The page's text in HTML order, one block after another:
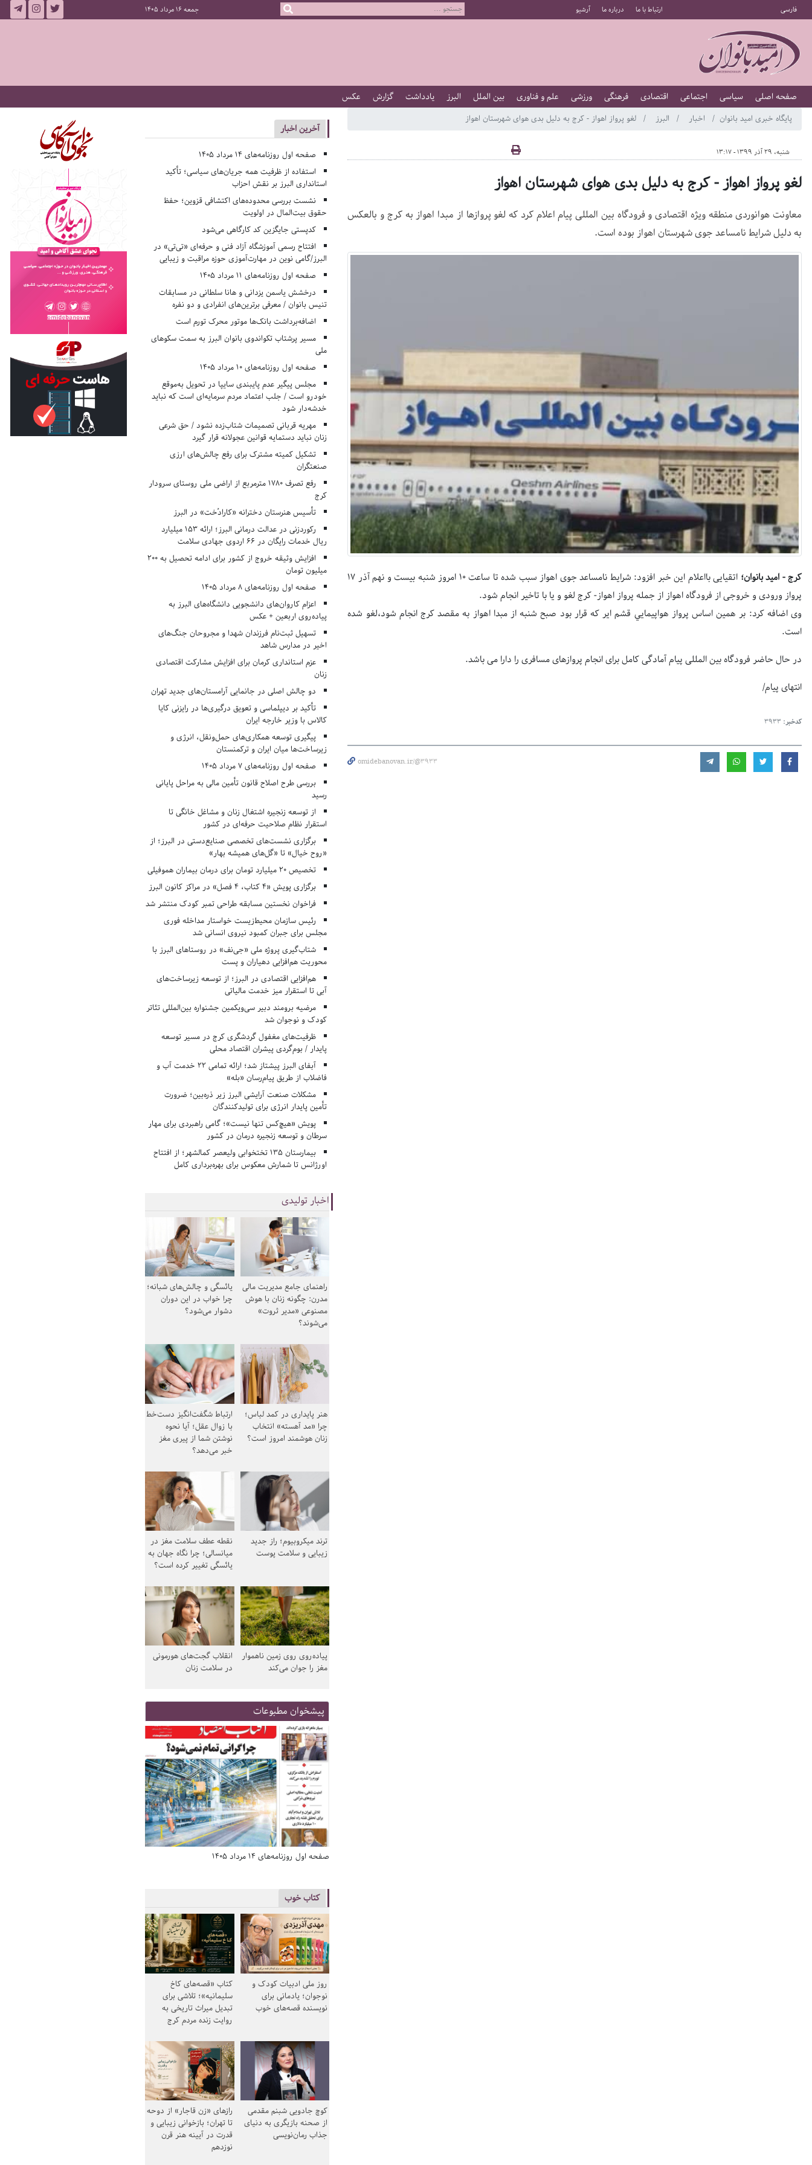
فارسی ارتباط با ما درباره ما آرشیو جمعه 16 مرداد 1405
صفحه اصلی سیاسی اجتماعی اقتصادی فرهنگی ورزشی علم و فناوری بین الملل البرز یادداشت گزارش عکس
پایگاه خبری امید بانوان اخبار البرز لغو پرواز اهواز - كرج به دليل بدی هوای شهرستان اهواز
شنبه، 29 آذر 1399 - 13:17
لغو پرواز اهواز - كرج به دليل بدی هوای شهرستان اهواز
معاونت هوانوردی منطقه ويژه اقتصادی و فرودگاه بين المللی پيام اعلام كرد كه لغو پروازها از مبدا اهواز به كرج و بالعكس
به دليل شرايط نامساعد جوی شهرستان اهواز بوده است.
کرج - امید بانوان؛
اتقیایی بااعلام این خبر افزود: شرايط نامساعد جوی اهواز سبب شده تا ساعت ١٠ امروز شنبه بيست و نهم آذر ١٧
پرواز ورودی و خروجی از فرودگاه اهواز از جمله پرواز اهواز- كرج لغو و يا با تاخير انجام شود.
وی اضافه كرد: بر همين اساس پرواز هواپيمايي قشم اير كه قرار بود صبح شنبه از مبدا اهواز به مقصد كرج انجام شود،لغو شده
است.
در حال حاضر فرودگاه بین المللی پیام آمادگی کامل برای انجام پروازهای مسافری را دارا می باشد.
انتهای پیام/
کدخبر: 3933
omidebanovan.ir/@3933
آخرین اخبار
صفحه اول روزنامه‌های 14 مرداد 1405
استفاده از ظرفیت همه جریان‌های سیاسی؛ تأکید
استانداری البرز بر نقش احزاب
نشست بررسی محدوده‌های اکتشافی قزوین؛ حفظ
حقوق بیت‌المال در اولویت
کدپستی جایگزین کد کارگاهی می‌شود
افتتاح رسمی آموزشگاه آزاد فنی و حرفه‌ای «تی‌تی» در
البرز/گامی نوین در مهارت‌آموزی حوزه مراقبت و زیبایی
صفحه اول روزنامه‌های 11 مرداد 1405
درخشش یاسمن یزدانی و هانا سلطانی در مسابقات
تنیس بانوان / معرفی برترین‌های انفرادی و دو نفره
اضافه‌برداشت بانک‌ها موتور محرک تورم است
مسیر پرشتاب تکواندوی بانوان البرز به سمت سکوهای
ملی
صفحه اول روزنامه‌های 10 مرداد 1405
مجلس پیگیر عدم پایبندی سایپا در تحویل به‌موقع
خودرو است / جلب اعتماد مردم سرمایه‌ای است که نباید
خدشه‌دار شود
مهریه قربانی تصمیمات شتاب‌زده نشود / حق شرعی
زنان نباید دستمایه قوانین عجولانه قرار گیرد
تشکیل کمیته مشترک برای رفع چالش‌های ارزی
صنعتگران
رفع تصرف ۱۷۸۰ مترمربع از اراضی ملی روستای سرودار
کرج
تأسیس هنرستان دخترانه «کارادُخت» در البرز
رکوردزنی در عدالت درمانی البرز؛ ارائه ۱۵۳ میلیارد
ریال خدمات رایگان در ۶۶ اردوی جهادی سلامت
افزایش وثیقه خروج از کشور برای ادامه تحصیل به ۲۰۰
میلیون تومان
صفحه اول روزنامه‌های 8 مرداد 1405
اعزام کاروان‌های دانشجویی دانشگاه‌های البرز به
پیاده‌روی اربعین + عکس
تسهیل ثبت‌نام فرزندان شهدا و مجروحان جنگ‌های
اخیر در مدارس شاهد
عزم استانداری کرمان برای افزایش مشارکت اقتصادی
زنان
دو چالش اصلی در جانمایی آرامستان‌های جدید تهران
تأکید بر دیپلماسی و تعویق درگیری‌ها در رایزنی کایا
کالاس با وزیر خارجه ایران
پیگیری توسعه همکاری‌های حمل‌ونقل، انرژی و
زیرساخت‌ها میان ایران و ترکمنستان
صفحه اول روزنامه‌های 7 مرداد 1405
بررسی طرح اصلاح قانون تأمین مالی به مراحل پایانی
رسید
از توسعه زنجیره اشتغال زنان و مشاغل خانگی تا
استقرار نظام صلاحیت حرفه‌ای در کشور
برگزاری نشست‌های تخصصی صنایع‌دستی در البرز؛ از
«روح خیال» تا «گل‌های همیشه بهار»
تخصیص ۲۰ میلیارد تومان برای درمان بیماران هموفیلی
برگزاری پویش «۴ کتاب، ۴ فصل» در مراکز کانون البرز
فراخوان نخستین مسابقه طراحی تمبر کودک منتشر شد
رئیس سازمان محیط‌زیست خواستار مداخله فوری
مجلس برای جبران کمبود نیروی انسانی شد
شتاب‌گیری پروژه ملی «جی‌نف» در روستاهای البرز با
محوریت هم‌افزایی دهیاران و پست
هم‌افزایی اقتصادی در البرز؛ از توسعه زیرساخت‌های
آبی تا استقرار میز خدمت مالیاتی
مرضیه برومند دبیر سی‌ویکمین جشنواره بین‌المللی تئاتر
کودک و نوجوان شد
ظرفیت‌های مغفول گردشگری کرج در مسیر توسعه
پایدار / بوم‌گردی پیشران اقتصاد محلی
آبفای البرز پیشتاز شد؛ ارائه تمامی ۲۲ خدمت آب و
فاضلاب از طریق پیام‌رسان «بله»
مشکلات صنعت آرایشی البرز زیر ذره‌بین؛ ضرورت
تأمین پایدار انرژی برای تولیدکنندگان
پویش «هیچ‌کس تنها نیست»؛ گامی راهبردی برای مهار
سرطان و توسعه زنجیره درمان در کشور
بیمارستان ۱۳۵ تختخوابی ولیعصر کمالشهر؛ از افتتاح
اورژانس تا شمارش معکوس برای بهره‌برداری کامل
اخبار تولیدی
راهنمای جامع مدیریت مالی
مدرن: چگونه زنان با هوش
مصنوعی «مدیر ثروت»
می‌شوند؟
یائسگی و چالش‌های شبانه؛
چرا خواب در این دوران
دشوار می‌شود؟
هنر پایداری در کمد لباس؛
چرا «مد آهسته» انتخاب
زنان هوشمند امروز است؟
ارتباط شگفت‌انگیز دست‌خط
با زوال عقل؛ آیا نحوه
نوشتن شما از پیری مغز
خبر می‌دهد؟
ترند میکروبیوم؛ راز جدید
زیبایی و سلامت پوست
نقطه عطف سلامت مغز در
میانسالی؛ چرا نگاه جهان به
یائسگی تغییر کرده است؟
پیاده‌روی روی زمین ناهموار
مغز را جوان می‌کند
انقلاب گجت‌های هورمونی
در سلامت زنان
پیشخوان مطبوعات
صفحه اول روزنامه‌های 14 مرداد 1405
کتاب خوب
روز ملی ادبیات کودک و
نوجوان؛ یادمانی برای
نویسنده قصه‌های خوب
کتاب «قصه‌های کاخ
سلیمانیه»؛ تلاشی برای
تبدیل میراث تاریخی به
روایت زنده مردم کرج
کوچ جادویی شبنم مقدمی
از صحنه بازیگری به دنیای
جذاب رمان‌نویسی
رازهای «زن قاجار» از دوحه
تا تهران؛ بازخوانی زیبایی و
قدرت در آیینه هنر قرن
نوزدهم